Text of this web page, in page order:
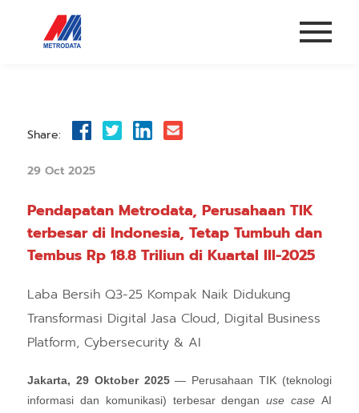
29 Oct 2025
Share:
Pendapatan Metrodata, Perusahaan TIK
terbesar di Indonesia, Tetap Tumbuh dan
Tembus Rp 18.8 Triliun di Kuartal III-2025
Laba Bersih Q3-25 Kompak Naik Didukung
Transformasi Digital Jasa Cloud, Digital Business
Platform, Cybersecurity & AI
Jakarta, 29 Oktober 2025— Perusahaan TIK (teknologi
informasi dan komunikasi) terbesar denganuse caseAI